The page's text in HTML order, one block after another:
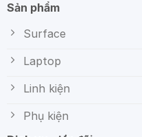
Sản phẩm
Surface
Laptop
Linh kiện
Phụ kiện